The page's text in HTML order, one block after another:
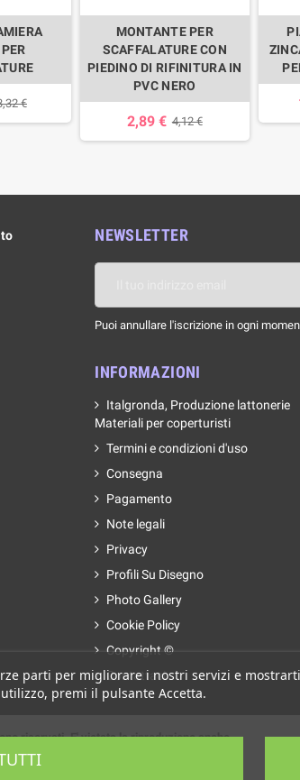
€
MONTANTE PER
SCAFFALATURE CON
PIEDINO DI RIFINITURA IN
PVC NERO
2,89 € 4,12 €
NEWSLETTER
Puoi annullare l'iscrizione in ogni
INFORMAZIONI
Italgronda, Produzione lattonerie
Materiali per coperturisti
Termini e condizioni d'uso
Consegna
Pagamento
Note legali
Privacy
Profili Su Disegno
Photo Gallery
Cookie Policy
Copyright ©
Contattaci
parti per migliorare i nostri servizi e
premi il pulsante Accetta.
riservati. E' vietata la riproduzione anche